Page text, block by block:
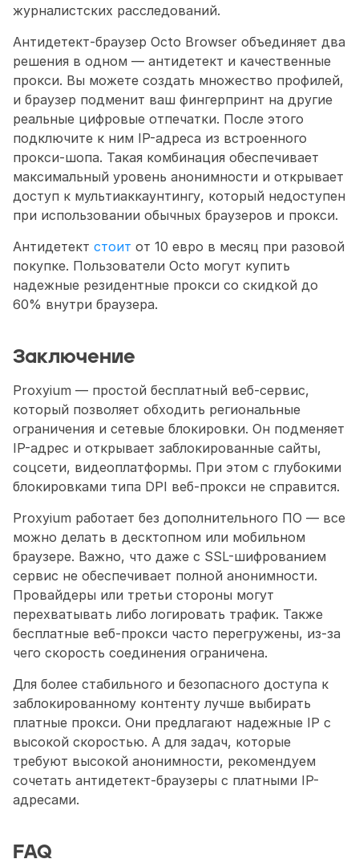
журналистских расследований.
Антидетект-браузер Octo Browser объединяет два
решения в одном — антидетект и качественные
прокси. Вы можете создать множество профилей,
и браузер подменит ваш фингерпринт на другие
реальные цифровые отпечатки. После этого
подключите к ним IP-адреса из встроенного
прокси-шопа. Такая комбинация обеспечивает
максимальный уровень анонимности и открывает
доступ к мультиаккаунтингу, который недоступен
при использовании обычных браузеров и прокси.
Антидетект стоит от 10 евро в месяц при разовой
покупке. Пользователи Octo могут купить
надежные резидентные прокси со скидкой до
60% внутри браузера.
Заключение
Proxyium — простой бесплатный веб-сервис,
который позволяет обходить региональные
ограничения и сетевые блокировки. Он подменяет
IP-адрес и открывает заблокированные сайты,
соцсети, видеоплатформы. При этом с глубокими
блокировками типа DPI веб-прокси не справится.
Proxyium работает без дополнительного ПО — все
можно делать в десктопном или мобильном
браузере. Важно, что даже с SSL-шифрованием
сервис не обеспечивает полной анонимности.
Провайдеры или третьи стороны могут
перехватывать либо логировать трафик. Также
бесплатные веб-прокси часто перегружены, из-за
чего скорость соединения ограничена.
Для более стабильного и безопасного доступа к
заблокированному контенту лучше выбирать
платные прокси. Они предлагают надежные IP с
высокой скоростью. А для задач, которые
требуют высокой анонимности, рекомендуем
сочетать антидетект-браузеры с платными IP-
адресами.
FAQ